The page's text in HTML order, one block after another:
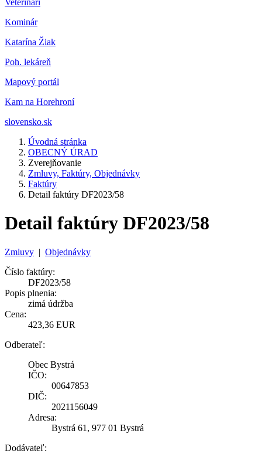
Kominár
Katarína Žiak
Poh. lekáreň
Mapový portál
Kam na Horehroní
slovensko.sk
Úvodná stránka
OBECNÝ ÚRAD
Zverejňovanie
Zmluvy, Faktúry, Objednávky
Faktúry
Detail faktúry DF2023/58
Detail faktúry DF2023/58
Zmluvy | Objednávky
Číslo faktúry:
DF2023/58
Popis plnenia:
zimá údržba
Cena:
423,36 EUR
Odberateľ:
Obec Bystrá
IČO:
00647853
DIČ:
2021156049
Adresa:
Bystrá 61, 977 01 Bystrá
Dodávateľ: